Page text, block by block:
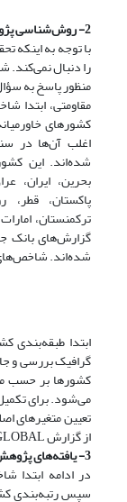
2- روش‌شناسی پژوهش
با توجه به اینکه
را دنبال نمی‌کند.
منظور پاسخ به
مقاومتی، ابتدا
کشورهای
شده‌اند. این
بحرین، ایران،
پاکستان، قطر،
ترکمنستان،
گزارش‌های بانک
شده‌اند. شاخص‌های
ابتدا
گرافیک بررسی و
کشورها بر حسب
تعیین متغیرهای
از گزارش FMGLOBAL‌ ارائه می‌شود.
3- یافته‌های پژوهش
در ادامه
سپس رتبه‌بندی